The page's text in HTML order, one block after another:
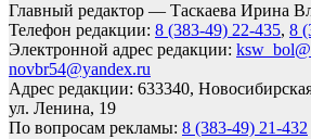
Главный редактор — Таскаева Ирина
Телефон редакции: 8 (383-49) 22-435, 8
Электронной адрес редакции:
novbr54@yandex.ru
Адрес редакции: 633340,
ул. Ленина, 19
По вопросам рекламы: 8 (383-49) 21-432